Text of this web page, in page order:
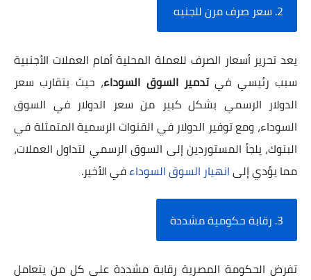
2. سعر صرف مرن للجنيه
يعد تحرير أسعار الصرف للعملة المحلية أمام العملات الأجنبية
سبب رئيسي فيتدمير السوق السوداء، حيث يتقارب سعر
الدولار الرسمي بشكل كبير من سعر الدولار في السوق
السوداء، ومع توفير الدولار في القنوات الرسمية المتمثلة في
البنوك، يلجأ المستوردين إلى السوق الرسمي لتداول العملات،
مما يؤدي إلىانهيار السوق السوداءفي الأخير.
3. رقابة حكومية مشددة
تفرض الحكومة المصرية رقابة مشددة على كل من يتعامل